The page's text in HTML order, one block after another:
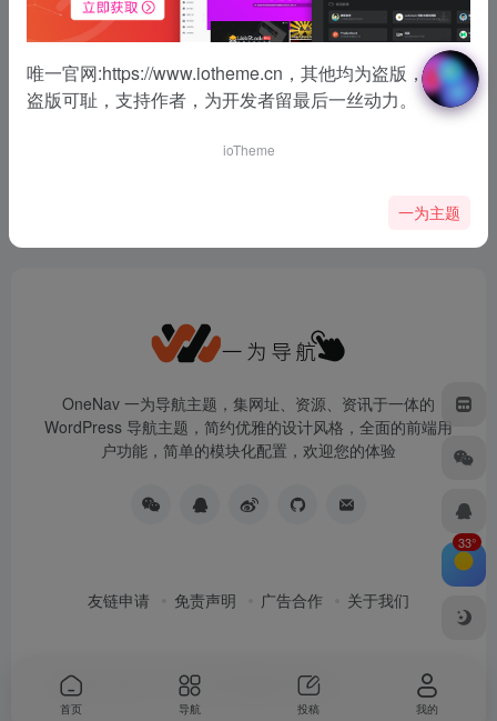
暂无内容...
OneNav 一为导航主题，集网址、资源、资讯于一体的
WordPress 导航主题，简约优雅的设计风格，全面的前端用
户功能，简单的模块化配置，欢迎您的体验
友链申请 免责声明 广告合作 关于我们
Copyright © 2026 一为导航 强力驱动
33°
唯一官网:https://www.iotheme.cn ，其他均为盗版，传播
盗版可耻，支持作者，为开发者留最后一丝动力。
ioTheme
一为主题
首页 导航 投稿 我的